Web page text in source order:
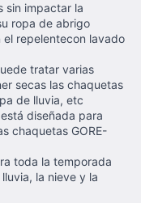
sin impactar la
ropa de abrigo
repelentecon lavado
tratar varias
secas las chaquetas
de lluvia, etc
diseñada para
chaquetas GORE-
toda la temporada
la nieve y la